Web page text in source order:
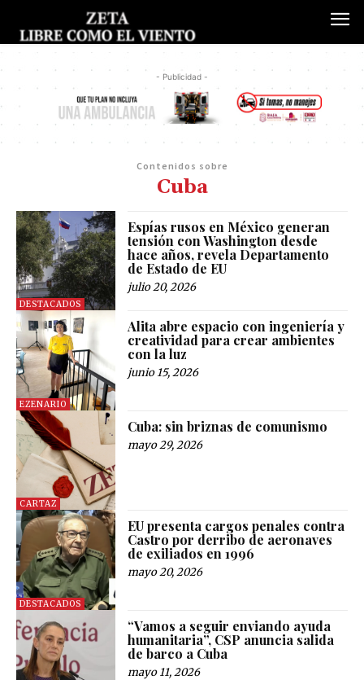
- Publicidad -
Contenidos sobre
Cuba
DESTACADOS
Espías rusos en México generan
tensión con Washington desde
hace años, revela Departamento
de Estado de EU
julio 20, 2026
EZENARIO
Alita abre espacio con ingeniería y
creatividad para crear ambientes
con la luz
junio 15, 2026
CARTAZ
Cuba: sin briznas de comunismo
mayo 29, 2026
DESTACADOS
EU presenta cargos penales contra
Castro por derribo de aeronaves
de exiliados en 1996
mayo 20, 2026
“Vamos a seguir enviando ayuda
humanitaria”, CSP anuncia salida
de barco a Cuba
mayo 11, 2026